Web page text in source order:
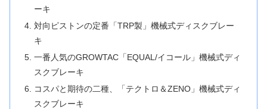
ーキ
対向ピストンの定番「TRP製」機械式ディスクブレー
キ
一番人気のGROWTAC「EQUAL/イコール」機械式ディ
スクブレーキ
コスパと期待の二種、「テクトロ＆ZENO」機械式ディ
スクブレーキ